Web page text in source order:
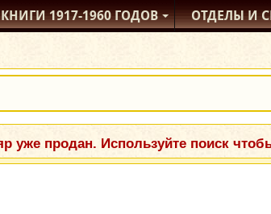
КНИГИ1917-1960ГОДОВ ОТДЕЛЫИ
уже продан. Используйте поиск